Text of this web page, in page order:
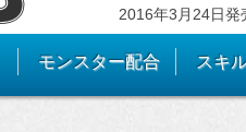
2016年3月24日発
モンスター配合 スキ